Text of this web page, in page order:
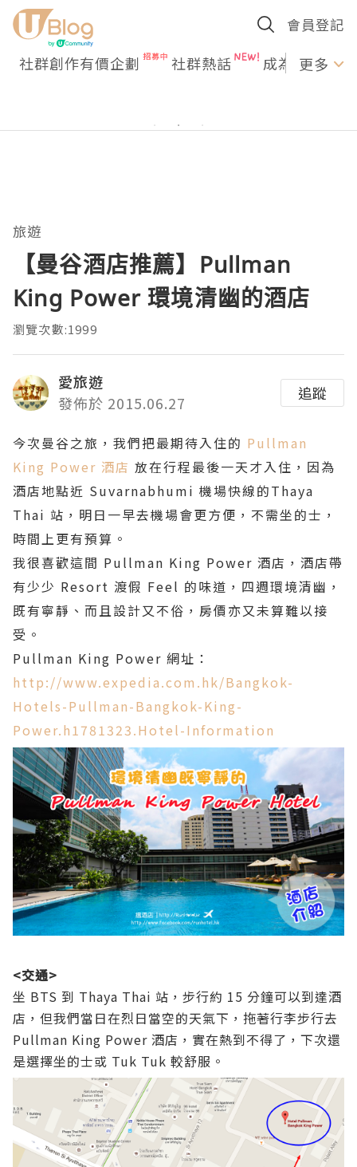
會員登記
社群創作有價企劃 社群熱話 成為U更多
旅遊
【曼谷酒店推薦】Pullman
King Power 環境清幽的酒店
瀏覽次數:1999
愛旅遊
發佈於 2015.06.27
追蹤
今次曼谷之旅，我們把最期待入住的 Pullman
King Power 酒店 放在行程最後一天才入住，因為
酒店地點近 Suvarnabhumi 機場快線的Thaya
Thai 站，明日一早去機場會更方便，不需坐的士，
時間上更有預算。
我很喜歡這間 Pullman King Power 酒店，酒店帶
有少少 Resort 渡假 Feel 的味道，四週環境清幽，
既有寧靜、而且設計又不俗，房價亦又未算難以接
受。
Pullman King Power 網址：
http://www.expedia.com.hk/Bangkok-
Hotels-Pullman-Bangkok-King-
Power.h1781323.Hotel-Information
<交通>
坐 BTS 到 Thaya Thai 站，步行約 15 分鐘可以到達酒
店，但我們當日在烈日當空的天氣下，拖著行李步行去
Pullman King Power 酒店，實在熱到不得了，下次還
是選擇坐的士或 Tuk Tuk 較舒服。